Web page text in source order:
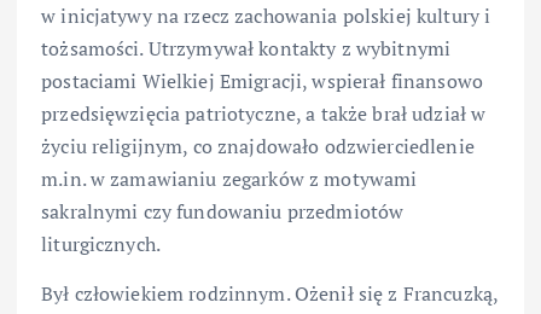
w inicjatywy na rzecz zachowania polskiej kultury i
tożsamości. Utrzymywał kontakty z wybitnymi
postaciami Wielkiej Emigracji, wspierał finansowo
przedsięwzięcia patriotyczne, a także brał udział w
życiu religijnym, co znajdowało odzwierciedlenie
m.in. w zamawianiu zegarków z motywami
sakralnymi czy fundowaniu przedmiotów
liturgicznych.
Był człowiekiem rodzinnym. Ożenił się z Francuzką,